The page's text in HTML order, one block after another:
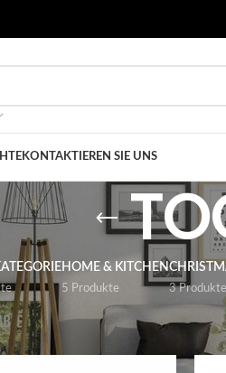
KONTAKTIEREN SIE UNS
HOME & KITCHEN
5 Produkte 3 Produkte
/Ausgabe TOOL